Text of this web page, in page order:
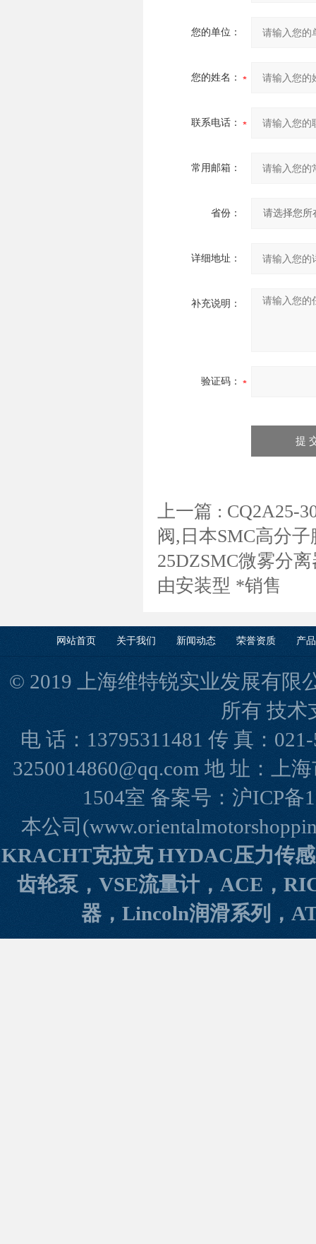
您的单位：
您的姓名：
联系电话：
常用邮箱：
省份：
详细地址：
补充说明：
验证码：
上一篇 : CQ2A25-
阀,日本SMC高分
25DZSMC微雾分
由安装型 *销售
网站首页 关于我们 新闻动态 荣誉资质 产
© 2019 上海维特锐实业发展有限
所有 技术
电 话：13795311481 传 真：
3250014860@qq.com 地 址：上
1504室 备案号： 沪ICP备
本公司
KRACHT克拉克 HYDAC压力传
齿轮泵，VSE流量计，ACE，
器，Lincoln润滑系列，